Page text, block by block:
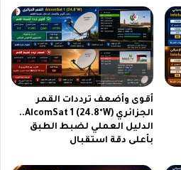
أقوى وأضعف ترددات القمر
الجزائري AlcomSat 1 (24.8°W)..
الدليل العملي لضبط الطبق
بأعلى دقة استقبال